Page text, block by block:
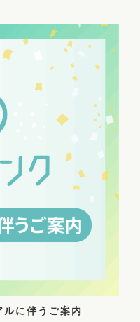
ルに伴うご案内